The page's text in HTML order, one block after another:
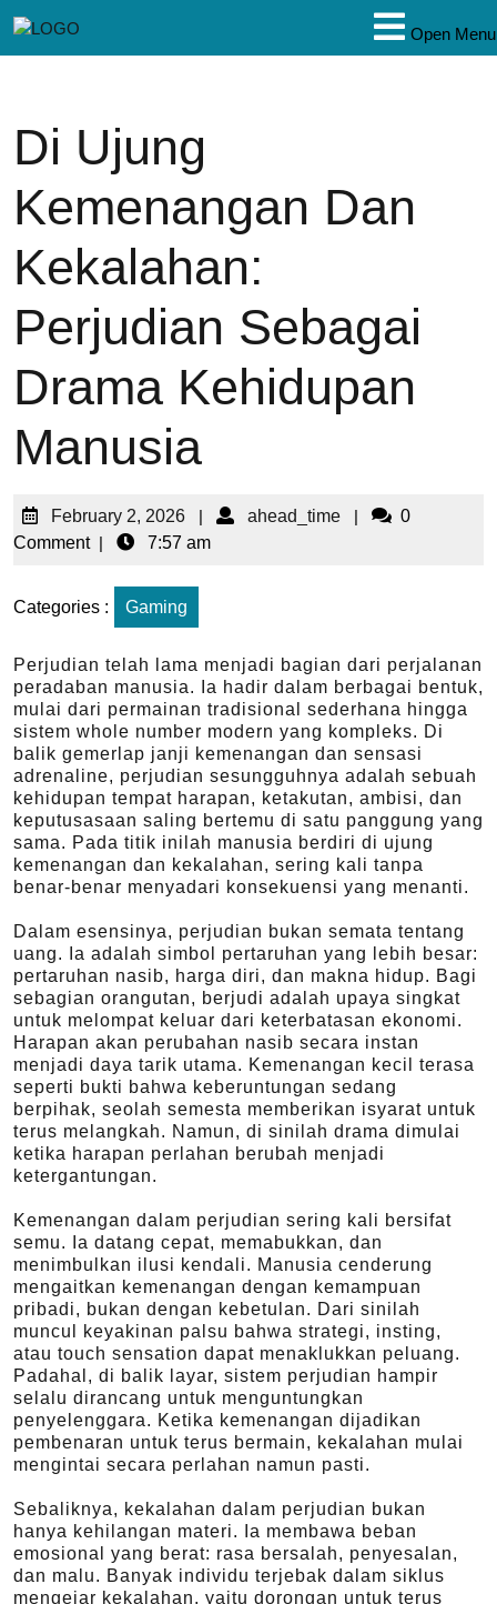
Open Menu
Di Ujung
Kemenangan Dan
Kekalahan:
Perjudian Sebagai
Drama Kehidupan
Manusia
February 2, 2026 | ahead_time |
0
Comment | 7:57 am
Categories : Gaming
Perjudian telah lama menjadi bagian dari perjalanan
peradaban manusia. Ia hadir dalam berbagai bentuk,
mulai dari permainan tradisional sederhana hingga
sistem whole number modern yang kompleks. Di
balik gemerlap janji kemenangan dan sensasi
adrenaline, perjudian sesungguhnya adalah sebuah
kehidupan tempat harapan, ketakutan, ambisi, dan
keputusasaan saling bertemu di satu panggung yang
sama. Pada titik inilah manusia berdiri di ujung
kemenangan dan kekalahan, sering kali tanpa
benar-benar menyadari konsekuensi yang menanti.
Dalam esensinya, perjudian bukan semata tentang
uang. Ia adalah simbol pertaruhan yang lebih besar:
pertaruhan nasib, harga diri, dan makna hidup. Bagi
sebagian orangutan, berjudi adalah upaya singkat
untuk melompat keluar dari keterbatasan ekonomi.
Harapan akan perubahan nasib secara instan
menjadi daya tarik utama. Kemenangan kecil terasa
seperti bukti bahwa keberuntungan sedang
berpihak, seolah semesta memberikan isyarat untuk
terus melangkah. Namun, di sinilah drama dimulai
ketika harapan perlahan berubah menjadi
ketergantungan.
Kemenangan dalam perjudian sering kali bersifat
semu. Ia datang cepat, memabukkan, dan
menimbulkan ilusi kendali. Manusia cenderung
mengaitkan kemenangan dengan kemampuan
pribadi, bukan dengan kebetulan. Dari sinilah
muncul keyakinan palsu bahwa strategi, insting,
atau touch sensation dapat menaklukkan peluang.
Padahal, di balik layar, sistem perjudian hampir
selalu dirancang untuk menguntungkan
penyelenggara. Ketika kemenangan dijadikan
pembenaran untuk terus bermain, kekalahan mulai
mengintai secara perlahan namun pasti.
Sebaliknya, kekalahan dalam perjudian bukan
hanya kehilangan materi. Ia membawa beban
emosional yang berat: rasa bersalah, penyesalan,
dan malu. Banyak individu terjebak dalam siklus
mengejar kekalahan, yaitu dorongan untuk terus